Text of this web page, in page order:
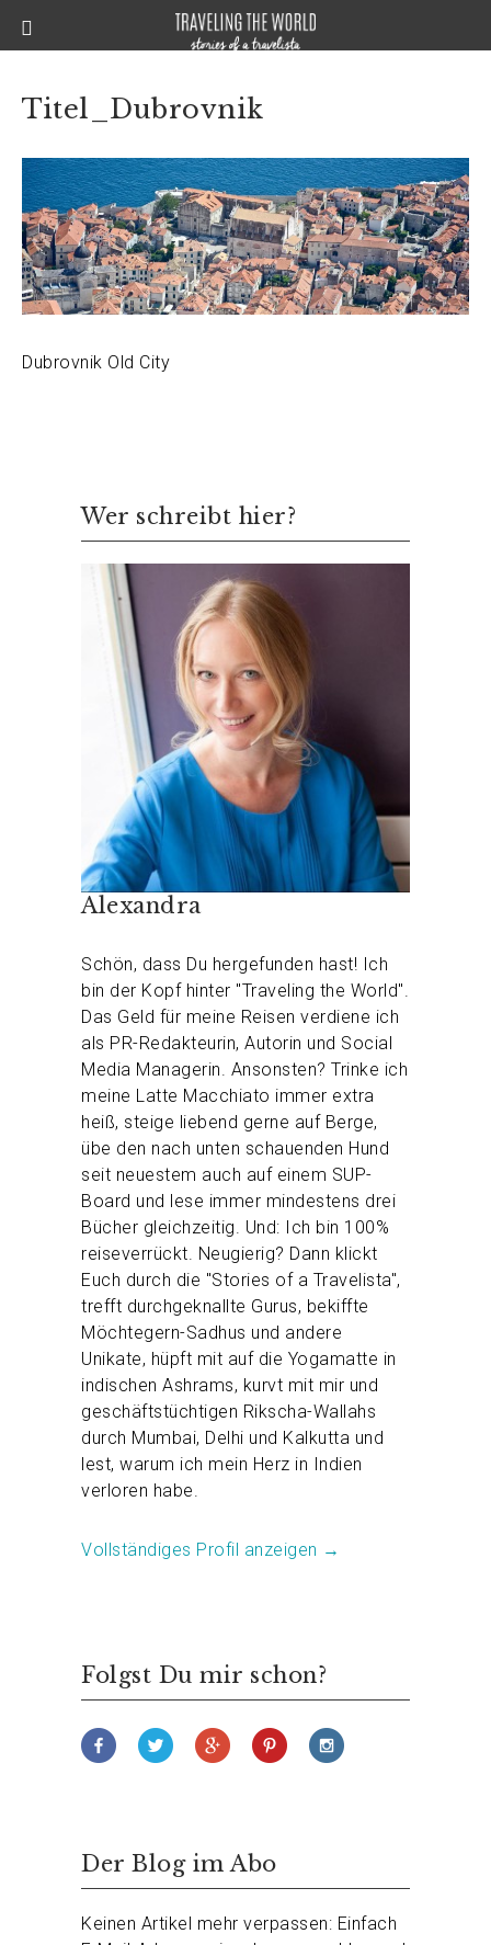
Titel_Dubrovnik
Dubrovnik Old City
Wer schreibt hier?
Alexandra
Schön, dass Du hergefunden hast! Ich
bin der Kopf hinter "Traveling the World".
Das Geld für meine Reisen verdiene ich
als PR-Redakteurin, Autorin und Social
Media Managerin. Ansonsten? Trinke ich
meine Latte Macchiato immer extra
heiß, steige liebend gerne auf Berge,
übe den nach unten schauenden Hund
seit neuestem auch auf einem SUP-
Board und lese immer mindestens drei
Bücher gleichzeitig. Und: Ich bin 100%
reiseverrückt. Neugierig? Dann klickt
Euch durch die "Stories of a Travelista",
trefft durchgeknallte Gurus, bekiffte
Möchtegern-Sadhus und andere
Unikate, hüpft mit auf die Yogamatte in
indischen Ashrams, kurvt mit mir und
geschäftstüchtigen Rikscha-Wallahs
durch Mumbai, Delhi und Kalkutta und
lest, warum ich mein Herz in Indien
verloren habe.
Vollständiges Profil anzeigen →
Folgst Du mir schon?
Der Blog im Abo
Keinen Artikel mehr verpassen: Einfach